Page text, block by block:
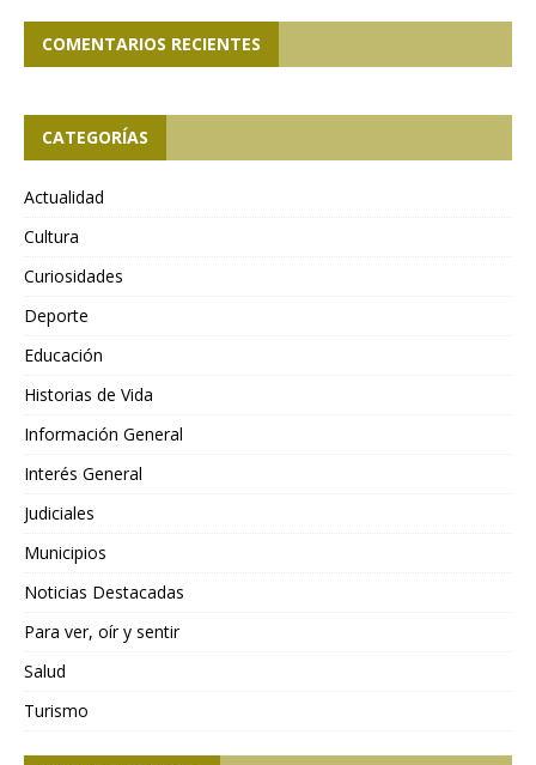
COMENTARIOS RECIENTES
CATEGORÍAS
Actualidad
Cultura
Curiosidades
Deporte
Educación
Historias de Vida
Información General
Interés General
Judiciales
Municipios
Noticias Destacadas
Para ver, oír y sentir
Salud
Turismo